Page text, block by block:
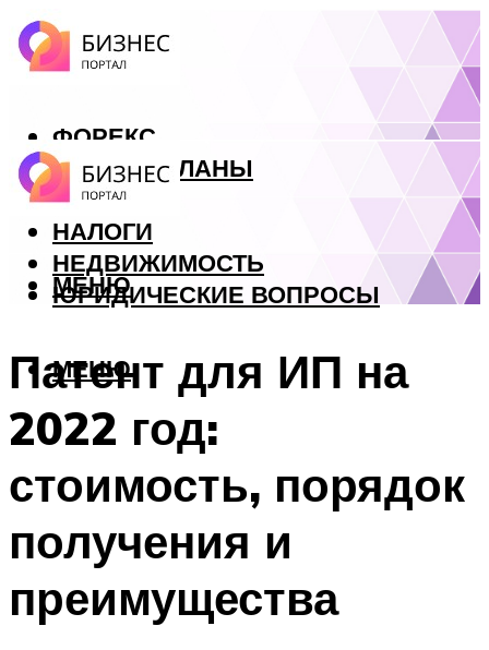
ФОРЕКС
БИЗНЕС ПЛАНЫ
КРЕДИТЫ
НАЛОГИ
НЕДВИЖИМОСТЬ
ЮРИДИЧЕСКИЕ ВОПРОСЫ
МЕНЮ
МЕНЮ
Патент для ИП на
2022 год:
стоимость, порядок
получения и
преимущества